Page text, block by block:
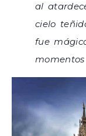
al
cielo
fue